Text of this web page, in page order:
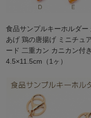
食品サンプルキーホルダー
あげ 鶏の唐揚げ ミニチュ
ード 二重カン カニカン付き 約
4.5×11.5cm（1ヶ）